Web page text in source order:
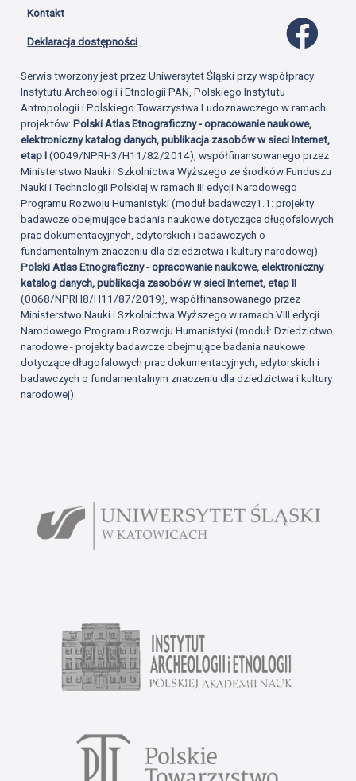
Kontakt
Deklaracja dostępności
Serwis tworzony jest przez Uniwersytet Śląski przy współpracy
Instytutu Archeologii i Etnologii PAN, Polskiego Instytutu
Antropologii i Polskiego Towarzystwa Ludoznawczego w ramach
projektów:Polski Atlas Etnograficzny - opracowanie naukowe,
elektroniczny katalog danych, publikacja zasobów w sieci Internet,
etap I(0049/NPRH3/H11/82/2014), współfinansowanego przez
Ministerstwo Nauki i Szkolnictwa Wyższego ze środków Funduszu
Nauki i Technologii Polskiej w ramach III edycji Narodowego
Programu Rozwoju Humanistyki (moduł badawczy1.1: projekty
badawcze obejmujące badania naukowe dotyczące długofalowych
prac dokumentacyjnych, edytorskich i badawczych o
fundamentalnym znaczeniu dla dziedzictwa i kultury narodowej).
Polski Atlas Etnograficzny - opracowanie naukowe, elektroniczny
katalog danych, publikacja zasobów w sieci Internet, etap II
(0068/NPRH8/H11/87/2019), współfinansowanego przez
Ministerstwo Nauki i Szkolnictwa Wyższego w ramach VIII edycji
Narodowego Programu Rozwoju Humanistyki (moduł: Dziedzictwo
narodowe - projekty badawcze obejmujące badania naukowe
dotyczące długofalowych prac dokumentacyjnych, edytorskich i
badawczych o fundamentalnym znaczeniu dla dziedzictwa i kultury
narodowej).